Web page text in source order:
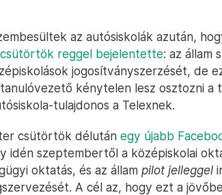
az autósiskolák azután,
csütörtök reggel bejelentette: az állam
jogosítványszerzését, de
tanulóvezető kénytelen lesz osztozni a
tulajdonos a Telexnek.
csütörtök délután egy újabb
idén szeptembertől a középiskolai
oktatás, és az állam pilot jelleggel
A cél az, hogy ezt a